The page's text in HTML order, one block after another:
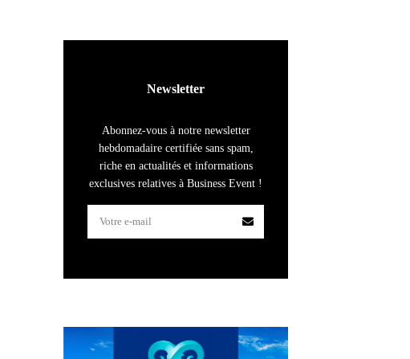
Newsletter
Abonnez-vous à notre newsletter
hebdomadaire certifiée sans spam,
riche en actualités et informations
exclusives relatives à Business Event !